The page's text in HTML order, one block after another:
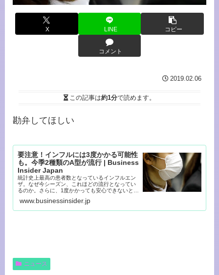
X LINE コピー
コメント
2019.02.06
この記事は約1分で読めます。
勘弁してほしい
要注意！インフルには3度かかる可能性
も。今季2種類のA型が流行 | Business
Insider Japan
統計史上最高の患者数となっているインフルエン
ザ。なぜ今シーズン、これほどの流行となってい
るのか。さらに、1度かかっても安心できないとい
www.businessinsider.jp
ニュース